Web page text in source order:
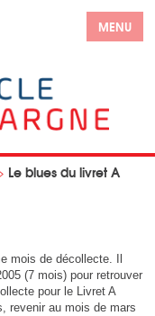
MENU
Le blues du livret A
mois de décollecte. Il
(7 mois) pour retrouver
pour le Livret A
revenir au mois de mars